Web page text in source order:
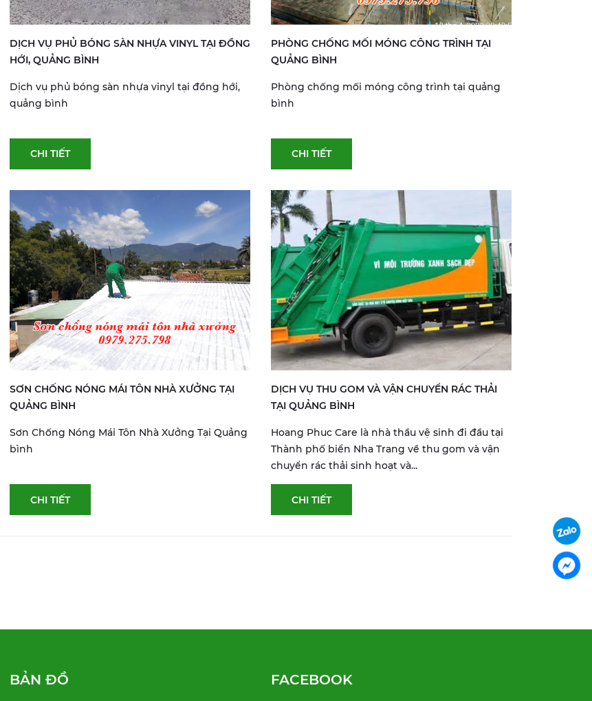
DỊCH VỤ PHỦ BÓNG SÀN NHỰA VINYL TẠI ĐỒNG
HỚI, QUẢNG BÌNH
Dịch vụ phủ bóng sàn nhựa vinyl tại đồng hới,
quảng bình
CHI TIẾT
PHÒNG CHỐNG MỐI MÓNG CÔNG TRÌNH TẠI
QUẢNG BÌNH
Phòng chống mối móng công trình tại quảng
bình
CHI TIẾT
SƠN CHỐNG NÓNG MÁI TÔN NHÀ XƯỞNG TẠI
QUẢNG BÌNH
Sơn Chống Nóng Mái Tôn Nhà Xưởng Tại Quảng
bình
CHI TIẾT
DỊCH VỤ THU GOM VÀ VẬN CHUYỂN RÁC THẢI
TẠI QUẢNG BÌNH
Hoang Phuc Care là nhà thầu vệ sinh đi đầu tại
Thành phố biển Nha Trang về thu gom và vận
chuyển rác thải sinh hoạt và...
CHI TIẾT
BẢN ĐỒ FACEBOOK